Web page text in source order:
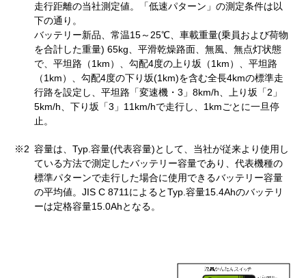
走行距離の当社測定値。「低速パターン」の測定条件は以
下の通り。
バッテリー新品、常温15～25℃、車載重量(乗員および荷物
を合計した重量) 65kg、平滑乾燥路面、無風、無点灯状態
で、平坦路（1km）、勾配4度の上り坂（1km）、平坦路
（1km）、勾配4度の下り坂(1km)を含む全長4kmの標準走
行路を設定し、平坦路「変速機・3」8km/h、上り坂「2」
5km/h、下り坂「3」11km/hで走行し、1kmごとに一旦停
止。
※2 容量は、Typ.容量(代表容量)として、当社が従来より使用し
ている方法で測定したバッテリー容量であり、代表機種の
標準パターンで走行した場合に使用できるバッテリー容量
の平均値。JIS C 8711によるとTyp.容量15.4Ahのバッテリ
ーは定格容量15.0Ahとなる。